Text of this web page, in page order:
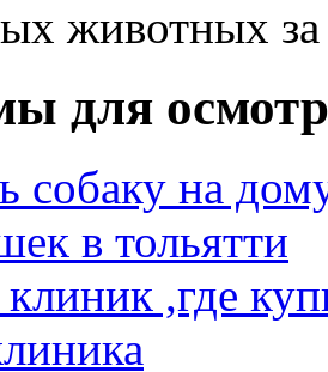
животных
для
собаку на
в тольятти
,где